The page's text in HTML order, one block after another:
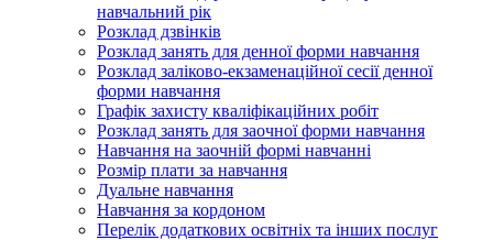
навчальний рік
Розклад дзвінків
Розклад занять для денної форми навчання
Розклад заліково-екзаменаційної сесії денної
форми навчання
Графік захисту кваліфікаційних робіт
Розклад занять для заочної форми навчання
Навчання на заочній формі навчанні
Розмір плати за навчання
Дуальне навчання
Навчання за кордоном
Перелік додаткових освітніх та інших послуг